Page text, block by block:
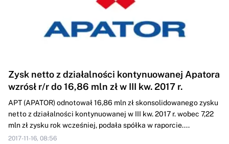
Zysk netto z działalności kontynuowanej Apatora
wzrósł r/r do 16,86 mln zł w III kw. 2017 r.
APT (APATOR) odnotował 16,86 mln zł skonsolidowanego zysku
netto z działalności kontynuowanej w III kw. 2017 r. wobec 7,22
mln zł zysku rok wcześniej, podała spółka w raporcie....
2017-11-16, 08:56